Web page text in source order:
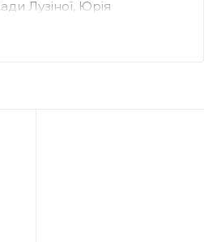
Лузіної, Юрія
Кокотюхи та інших
бібліотека»,
роман» та інші.